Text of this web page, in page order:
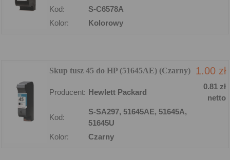
Kod:
S-C6578A
Kolor:
Kolorowy
Skup tusz 45 do HP (51645AE) (Czarny) 1.00 zł
Producent: Hewlett Packard
0.81 zł
netto
Kod:
S-SA297, 51645AE, 51645A,
51645U
Kolor:
Czarny